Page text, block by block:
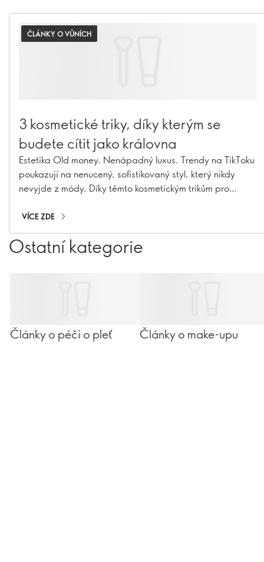
ČLÁNKY O VŮNÍCH
3 kosmetické triky, díky kterým se
budete cítit jako královna
Estetika Old money. Nenápadný luxus. Trendy na TikToku
poukazují na nenucený, sofistikovaný styl, který nikdy
nevyjde z módy. Díky těmto kosmetickým trikům pro
VÍCE ZDE
Ostatní kategorie
Články o péči o pleť Články o make-upu